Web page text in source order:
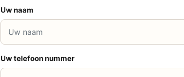
Uw naam
Uw telefoon nummer